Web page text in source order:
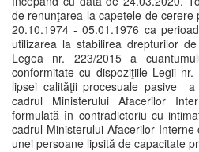
de renunţarea la capetele de cerere
20.10.1974 - 05.01.1976 ca
utilizarea la stabilirea drepturilor
Legea nr. 223/2015 a
conformitate cu dispoziţiile Legii
lipsei calităţii procesuale pasive
cadrul Ministerului Afacerilor
formulată în contradictoriu cu
cadrul Ministerului Afacerilor
unei persoane lipsită de capacitate